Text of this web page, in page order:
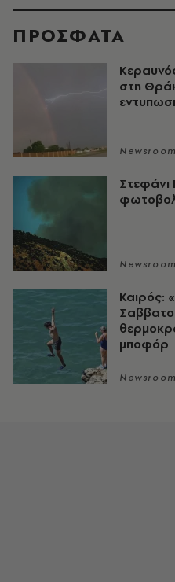
ΠΡΟΣΦΑΤΑ
στη
Newsroom
Στεφάνι
Newsroom
Καιρός:
μποφόρ
Newsroom